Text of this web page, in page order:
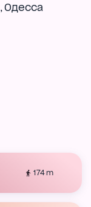
, Одесса
174 m